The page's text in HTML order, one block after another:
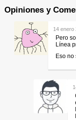
Opiniones y
14 enero
Pero
Línea
Eso no